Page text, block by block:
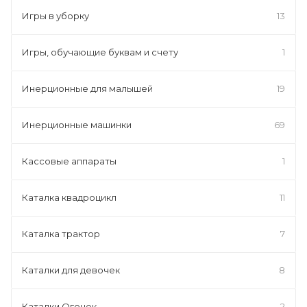
Игры в уборку 13
Игры, обучающие буквам и счету 1
Инерционные для малышей 19
Инерционные машинки 69
Кассовые аппараты 1
Каталка квадроцикл 11
Каталка трактор 7
Каталки для девочек 8